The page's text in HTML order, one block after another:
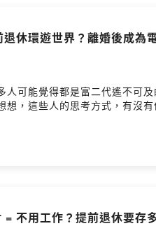
休環遊世界？離婚後成為
可能覺得都是富二代遙不可
想，這些人的思考方式，有
= 不用工作？提前退休要存